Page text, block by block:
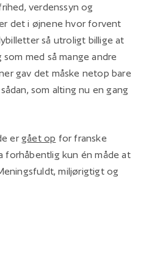
verdenssyn og
det i øjnene hvor forvent
så utroligt billige at
med så mange andre
gav det måske netop bare
som alting nu en gang
ergået op for franske
forhåbentlig kun én måde at
miljørigtigt og